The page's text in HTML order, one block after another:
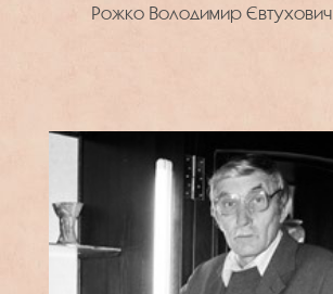
Рожко Володимир Євтухович